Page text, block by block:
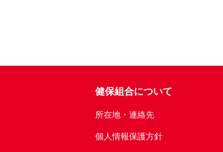
健保組合について
所在地・連絡先
個人情報保護方針